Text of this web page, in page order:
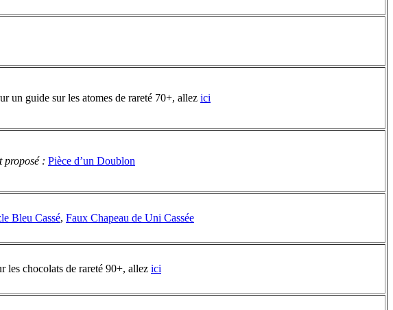
un guide sur les atomes de rareté 70+, allez ici
proposé : Pièce d’un Doublon
Bleu Cassé, Faux Chapeau de Uni Cassée
les chocolats de rareté 90+, allez ici